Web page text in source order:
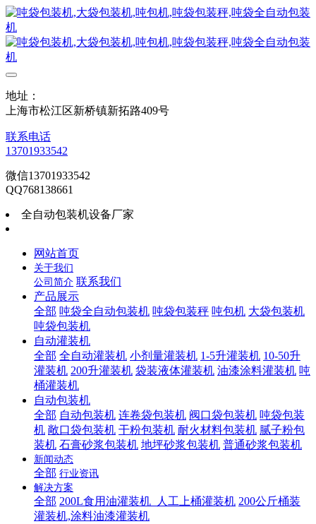
地址：
上海市松江区新桥镇新拓路409号
联系电话
13701933542
微信13701933542
QQ768138661
全自动包装机设备厂家
网站首页
关于我们
公司简介 联系我们
产品展示
全部 吨袋全自动包装机 吨袋包装秤 吨包机 大袋包装机
吨袋包装机
自动灌装机
全部 全自动灌装机 小剂量灌装机 1-5升灌装机 10-50升
灌装机 200升灌装机 袋装液体灌装机 油漆涂料灌装机 吨
桶灌装机
自动包装机
全部 自动包装机 连卷袋包装机 阀口袋包装机 吨袋包装
机 敞口袋包装机 干粉包装机 耐火材料包装机 腻子粉包
装机 石膏砂浆包装机 地坪砂浆包装机 普通砂浆包装机
新闻动态
全部 行业资讯
解决方案
全部 200L食用油灌装机_人工上桶灌装机 200公斤桶装
灌装机,涂料油漆灌装机